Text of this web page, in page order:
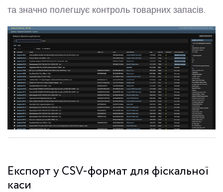
та значно полегшує контроль товарних запасів.
Експорт у CSV-формат для фіскальної
каси